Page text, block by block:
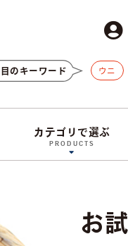
のキーワード ウニ
カテゴリで選ぶ
PRODUCTS
お